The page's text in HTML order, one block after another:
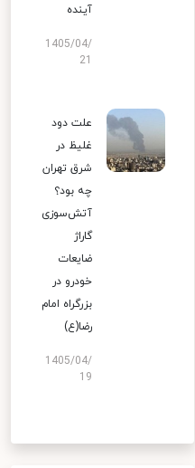
آینده
1405/04/
علت دود
غلیظ در
شرق تهران
چه بود؟
آتش‌سوزی
گاراژ
ضایعات
خودرو در
بزرگراه امام
رضا(ع)
1405/04/
19